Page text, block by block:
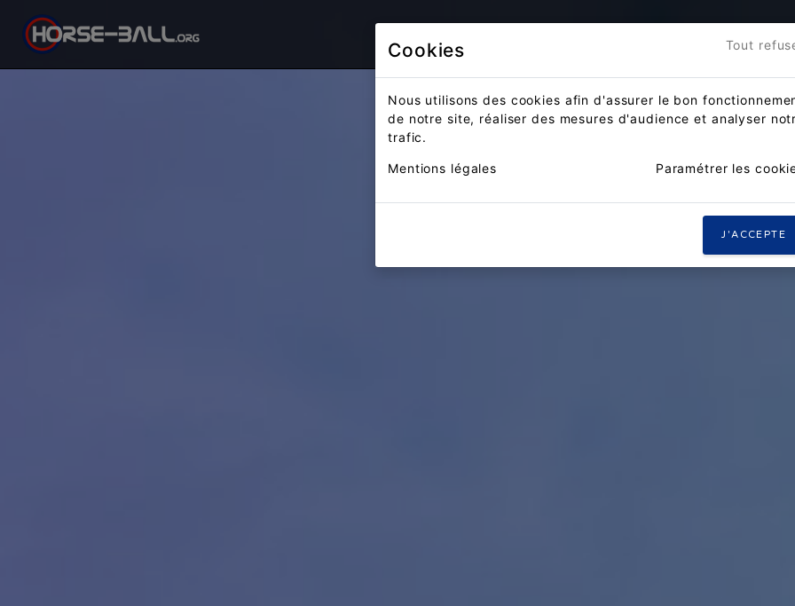
Cookies Tout
Nous utilisons des cookies afin d'assurer le bon
de notre site, réaliser des mesures d'audience et analyser
trafic.
Mentions légales Paramétrer les
J'ACCEPTE